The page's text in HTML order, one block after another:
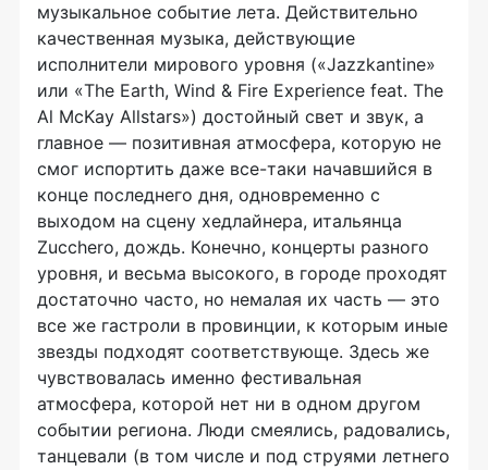
музыкальное событие лета. Действительно
качественная музыка, действующие
исполнители мирового уровня («Jazzkantine»
или «The Earth, Wind & Fire Experience feat. The
Al McKay Allstars») достойный свет и звук, а
главное — позитивная атмосфера, которую не
смог испортить даже все-таки начавшийся в
конце последнего дня, одновременно с
выходом на сцену хедлайнера, итальянца
Zucchero, дождь. Конечно, концерты разного
уровня, и весьма высокого, в городе проходят
достаточно часто, но немалая их часть — это
все же гастроли в провинции, к которым иные
звезды подходят соответствующе. Здесь же
чувствовалась именно фестивальная
атмосфера, которой нет ни в одном другом
событии региона. Люди смеялись, радовались,
танцевали (в том числе и под струями летнего